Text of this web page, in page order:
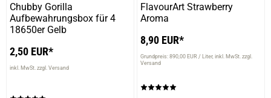
Chubby Gorilla
Aufbewahrungsbox für 4
18650er Gelb
2,50 EUR*
inkl. MwSt. zzgl. Versand
FlavourArt Strawberry
Aroma
8,90 EUR*
Grundpreis: 890,00 EUR / Liter inkl. MwSt. zzgl.
Versand